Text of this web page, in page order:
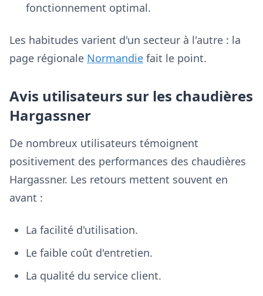
fonctionnement optimal.
Les habitudes varient d'un secteur à l'autre : la
page régionale Normandie fait le point.
Avis utilisateurs sur les chaudières
Hargassner
De nombreux utilisateurs témoignent
positivement des performances des chaudières
Hargassner. Les retours mettent souvent en
avant :
La facilité d'utilisation.
Le faible coût d'entretien.
La qualité du service client.